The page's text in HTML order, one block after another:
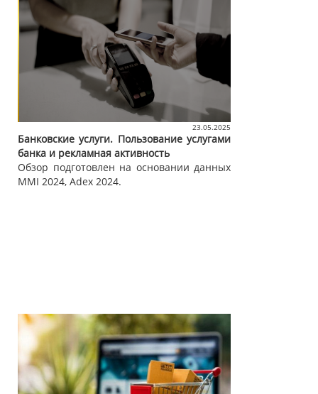
23.05.2025
Банковские услуги. Пользование услугами
банка и рекламная активность
Обзор подготовлен на основании данных
MMI 2024, Adex 2024.